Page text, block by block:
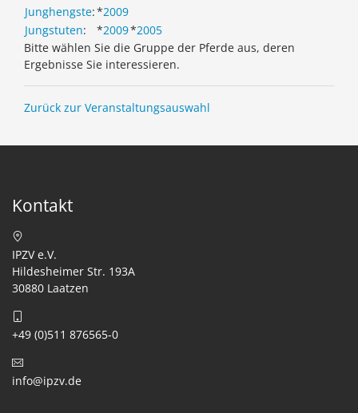
Junghengste:*2009
Jungstuten: *2009*2005
Bitte wählen Sie die Gruppe der Pferde aus, deren
Ergebnisse Sie interessieren.
Zurück zur Veranstaltungsauswahl
Kontakt
IPZV e.V.
Hildesheimer Str. 193A
30880 Laatzen
+49 (0)511 876565-0
info@ipzv.de